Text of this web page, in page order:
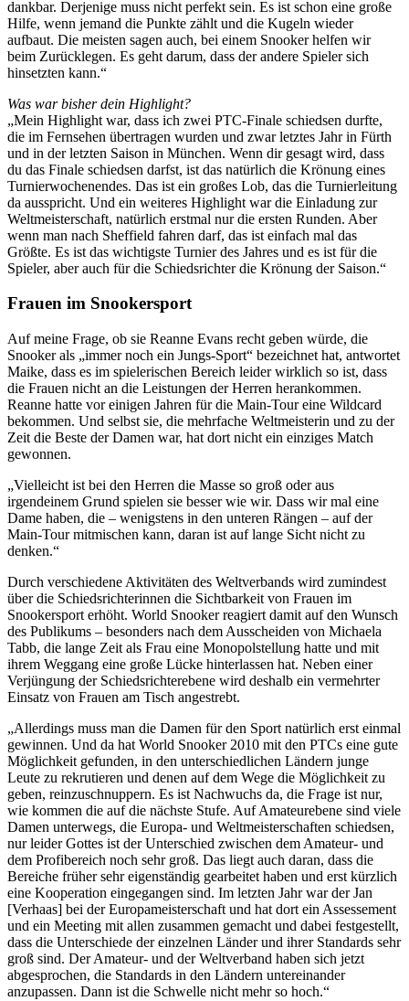
dankbar. Derjenige muss nicht perfekt sein. Es ist schon eine große
Hilfe, wenn jemand die Punkte zählt und die Kugeln wieder
aufbaut. Die meisten sagen auch, bei einem Snooker helfen wir
beim Zurücklegen. Es geht darum, dass der andere Spieler sich
hinsetzten kann.“
Was war bisher dein Highlight?
„Mein Highlight war, dass ich zwei PTC-Finale schiedsen durfte,
die im Fernsehen übertragen wurden und zwar letztes Jahr in Fürth
und in der letzten Saison in München. Wenn dir gesagt wird, dass
du das Finale schiedsen darfst, ist das natürlich die Krönung eines
Turnierwochenendes. Das ist ein großes Lob, das die Turnierleitung
da ausspricht. Und ein weiteres Highlight war die Einladung zur
Weltmeisterschaft, natürlich erstmal nur die ersten Runden. Aber
wenn man nach Sheffield fahren darf, das ist einfach mal das
Größte. Es ist das wichtigste Turnier des Jahres und es ist für die
Spieler, aber auch für die Schiedsrichter die Krönung der Saison.“
Frauen im Snookersport
Auf meine Frage, ob sie Reanne Evans recht geben würde, die
Snooker als „immer noch ein Jungs-Sport“ bezeichnet hat, antwortet
Maike, dass es im spielerischen Bereich leider wirklich so ist, dass
die Frauen nicht an die Leistungen der Herren herankommen.
Reanne hatte vor einigen Jahren für die Main-Tour eine Wildcard
bekommen. Und selbst sie, die mehrfache Weltmeisterin und zu der
Zeit die Beste der Damen war, hat dort nicht ein einziges Match
gewonnen.
„Vielleicht ist bei den Herren die Masse so groß oder aus
irgendeinem Grund spielen sie besser wie wir. Dass wir mal eine
Dame haben, die – wenigstens in den unteren Rängen – auf der
Main-Tour mitmischen kann, daran ist auf lange Sicht nicht zu
denken.“
Durch verschiedene Aktivitäten des Weltverbands wird zumindest
über die Schiedsrichterinnen die Sichtbarkeit von Frauen im
Snookersport erhöht. World Snooker reagiert damit auf den Wunsch
des Publikums – besonders nach dem Ausscheiden von Michaela
Tabb, die lange Zeit als Frau eine Monopolstellung hatte und mit
ihrem Weggang eine große Lücke hinterlassen hat. Neben einer
Verjüngung der Schiedsrichterebene wird deshalb ein vermehrter
Einsatz von Frauen am Tisch angestrebt.
„Allerdings muss man die Damen für den Sport natürlich erst einmal
gewinnen. Und da hat World Snooker 2010 mit den PTCs eine gute
Möglichkeit gefunden, in den unterschiedlichen Ländern junge
Leute zu rekrutieren und denen auf dem Wege die Möglichkeit zu
geben, reinzuschnuppern. Es ist Nachwuchs da, die Frage ist nur,
wie kommen die auf die nächste Stufe. Auf Amateurebene sind viele
Damen unterwegs, die Europa- und Weltmeisterschaften schiedsen,
nur leider Gottes ist der Unterschied zwischen dem Amateur- und
dem Profibereich noch sehr groß. Das liegt auch daran, dass die
Bereiche früher sehr eigenständig gearbeitet haben und erst kürzlich
eine Kooperation eingegangen sind. Im letzten Jahr war der Jan
[Verhaas] bei der Europameisterschaft und hat dort ein Assessement
und ein Meeting mit allen zusammen gemacht und dabei festgestellt,
dass die Unterschiede der einzelnen Länder und ihrer Standards sehr
groß sind. Der Amateur- und der Weltverband haben sich jetzt
abgesprochen, die Standards in den Ländern untereinander
anzupassen. Dann ist die Schwelle nicht mehr so hoch.“